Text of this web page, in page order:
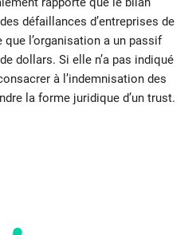
défaillances d’entreprises de
que l’organisation a un passif
dollars. Si elle n’a pas indiqué
à l’indemnisation des
la forme juridique d’un trust.